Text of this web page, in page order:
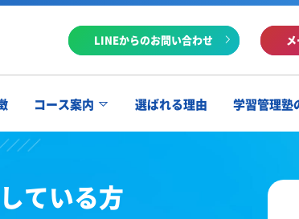
LINEからのお問い合わせ
コース案内 選ばれる理由 学習管理塾
ている方